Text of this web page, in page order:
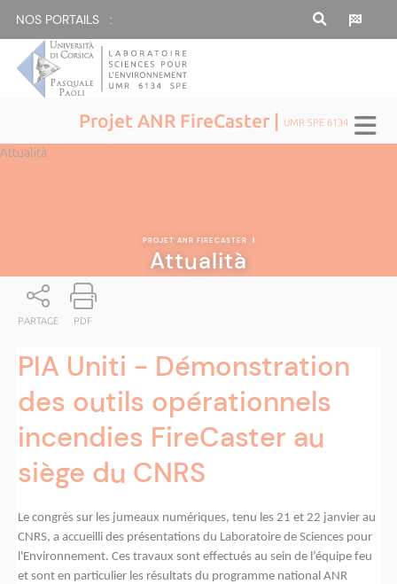
NOS PORTAILS :
Projet ANR FireCaster | UMR SPE 6134
Attualità
PROJET ANR FIRECASTER |
Attualità
PARTAGE PDF
PIA Uniti - Démonstration
des outils opérationnels
incendies FireCaster au
siège du CNRS
Le congrès sur les jumeaux numériques, tenu les 21 et 22 janvier au
CNRS, a accueilli des présentations du Laboratoire de Sciences pour
l'Environnement. Ces travaux sont effectués au sein de l’équipe feu
et sont en particulier les résultats du programme national ANR